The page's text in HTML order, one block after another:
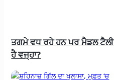
ਤਗਮੇ ਵਧ ਰਹੇ ਹਨ ਪਰ ਮੈਡਲ ਟੈਲੀ
ਹੈ ਵਜ੍ਹਾ?